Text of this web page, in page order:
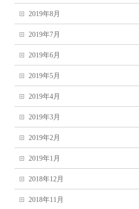
2019年8月
2019年7月
2019年6月
2019年5月
2019年4月
2019年3月
2019年2月
2019年1月
2018年12月
2018年11月